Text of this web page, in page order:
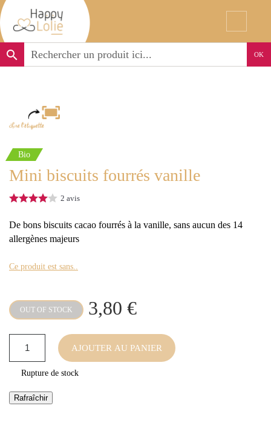
search OK
Bio
Mini biscuits fourrés vanille
2 avis
De bons biscuits cacao fourrés à la vanille, sans aucun des 14
allergènes majeurs
Ce produit est sans..
OUT OF STOCK 3,80 €
AJOUTER AU PANIER
Rupture de stock